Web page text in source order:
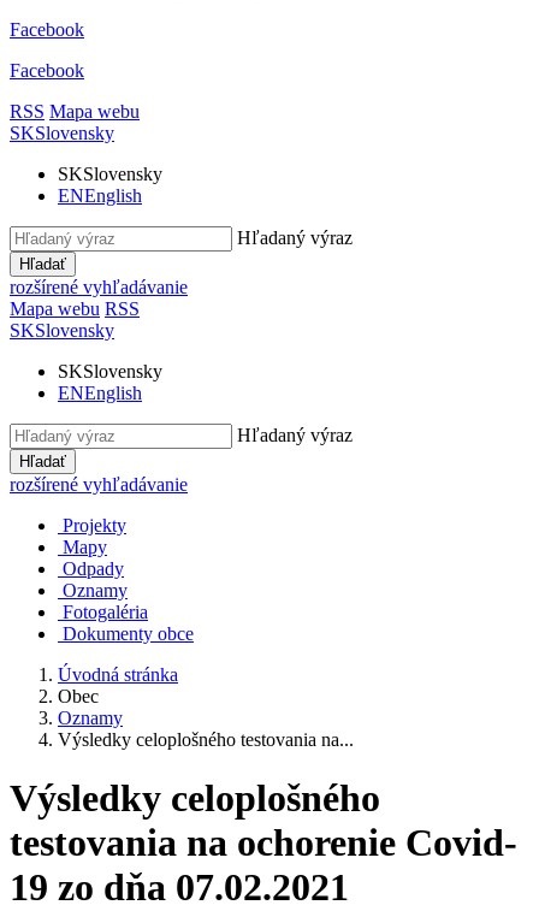
Facebook
Facebook
RSS Mapa webu
SKSlovensky
SKSlovensky
ENEnglish
Hľadaný výraz
Hľadať
rozšírené vyhľadávanie
Mapa webu RSS
SKSlovensky
SKSlovensky
ENEnglish
Hľadaný výraz
Hľadať
rozšírené vyhľadávanie
Projekty
Mapy
Odpady
Oznamy
Fotogaléria
Dokumenty obce
Úvodná stránka
Obec
Oznamy
Výsledky celoplošného testovania na...
Výsledky celoplošného
testovania na ochorenie Covid-
19 zo dňa 07.02.2021